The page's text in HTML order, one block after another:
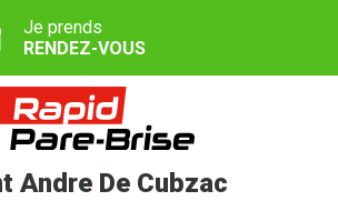
Je prends
RENDEZ-VOUS
Andre De Cubzac